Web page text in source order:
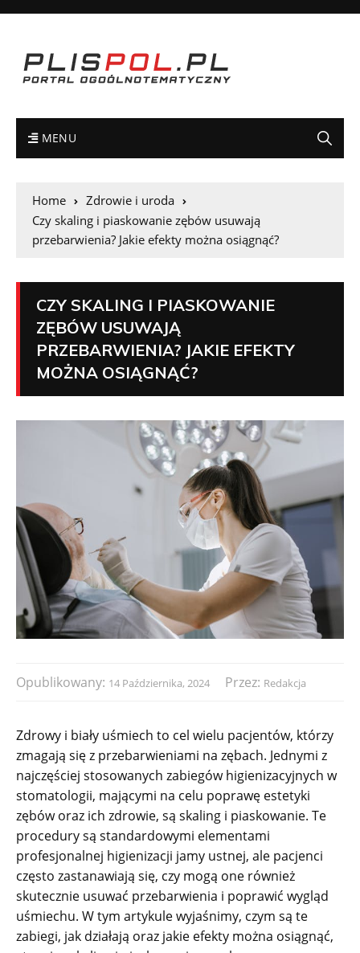
MENU
Home
Zdrowie i uroda
Czy skaling i piaskowanie zębów usuwają
przebarwienia? Jakie efekty można osiągnąć?
CZY SKALING I PIASKOWANIE
ZĘBÓW USUWAJĄ
PRZEBARWIENIA? JAKIE EFEKTY
MOŻNA OSIĄGNĄĆ?
Opublikowany: 14 Października, 2024 Przez: Redakcja
Zdrowy i biały uśmiech to cel wielu pacjentów, którzy
zmagają się z przebarwieniami na zębach. Jednymi z
najczęściej stosowanych zabiegów higienizacyjnych w
stomatologii, mającymi na celu poprawę estetyki
zębów oraz ich zdrowie, są skaling i piaskowanie. Te
procedury są standardowymi elementami
profesjonalnej higienizacji jamy ustnej, ale pacjenci
często zastanawiają się, czy mogą one również
skutecznie usuwać przebarwienia i poprawić wygląd
uśmiechu. W tym artykule wyjaśnimy, czym są te
zabiegi, jak działają oraz jakie efekty można osiągnąć,